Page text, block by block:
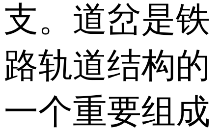
支。道岔是铁
路轨道结构的
一个重要组成